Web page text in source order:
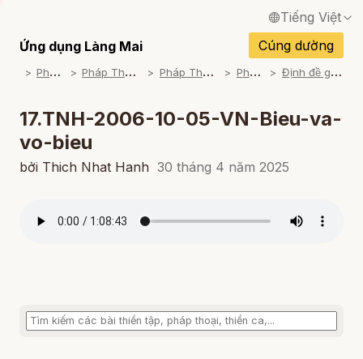
Tiếng Việt
English / Tiếng Anh
Français / Tiếng Pháp
Español / Tiếng Tây Ban Nha
Italiano / Tiếng Ý
Ứng dụng Làng Mai
Cúng dường
P
háp Thoại P
háp Thoại Thiền Sư Thích Nhất Hạnh P
háp Thoại Theo Bộ An Cư Kiết Đông P
háp Thoại Mp3 Đ
ịnh đề giáo lý Làng Mai (2005-06-07)
17.TNH-2006-10-05-VN-Bieu-va-
vo-bieu
bởi Thich Nhat Hanh 30 tháng 4 năm 2025